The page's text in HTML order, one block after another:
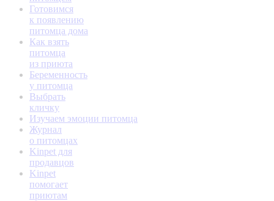
Готовимся
к появлению
питомца дома
Как взять
питомца
из приюта
Беременность
у питомца
Выбрать
кличку
Изучаем эмоции питомца
Журнал
о питомцах
Kinpet для
продавцов
Kinpet
помогает
приютам